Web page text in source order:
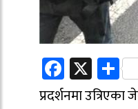
X
प्रदर्शनमा